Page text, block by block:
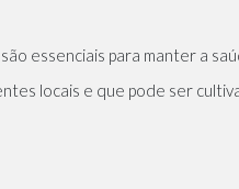
essenciais para manter a
locais e que pode ser